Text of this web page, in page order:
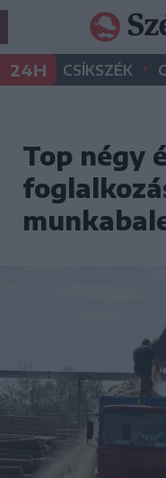
24H CSÍKSZÉK •
Top négy